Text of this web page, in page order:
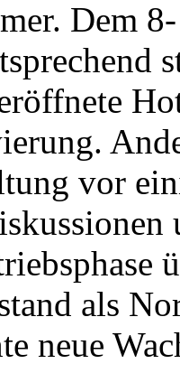
Dem
vor
als
neue